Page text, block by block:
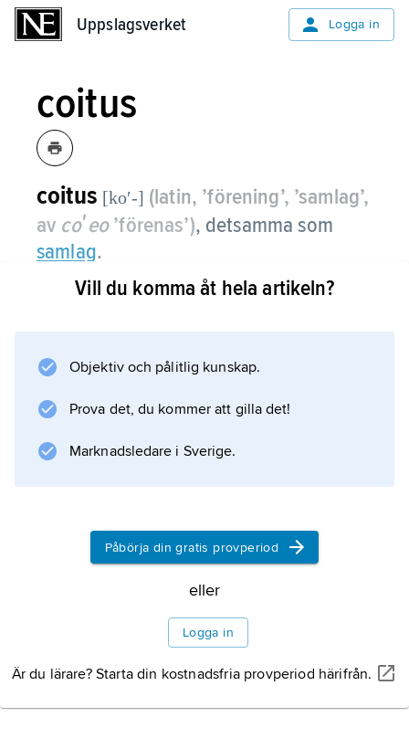
Uppslagsverket Logga in
coitus
coitus [koʹ-] (latin, ’förening’, ’samlag’,
av coʹeo’förenas’), detsamma som
samlag.
Information om artikeln
Vill du komma åt hela artikeln?
Objektiv och pålitlig kunskap.
Prova det, du kommer att gilla det!
Marknadsledare i Sverige.
Påbörja din gratis provperiod
eller
Logga in
Är du lärare? Starta din kostnadsfria provperiod härifrån.